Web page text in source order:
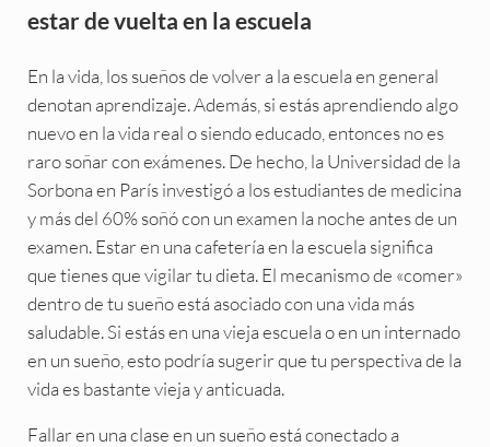
estar de vuelta en la escuela
En la vida, los sueños de volver a la escuela en general
denotan aprendizaje. Además, si estás aprendiendo algo
nuevo en la vida real o siendo educado, entonces no es
raro soñar con exámenes. De hecho, la Universidad de la
Sorbona en París investigó a los estudiantes de medicina
y más del 60% soñó con un examen la noche antes de un
examen. Estar en una cafetería en la escuela significa
que tienes que vigilar tu dieta. El mecanismo de «comer»
dentro de tu sueño está asociado con una vida más
saludable. Si estás en una vieja escuela o en un internado
en un sueño, esto podría sugerir que tu perspectiva de la
vida es bastante vieja y anticuada.
Fallar en una clase en un sueño está conectado a